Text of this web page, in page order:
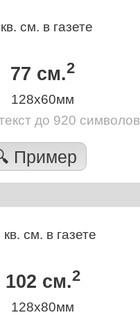
см. в газете
77 см.2
128х60мм
до 920 символов
Пример
см. в газете
102 см.2
128х80мм